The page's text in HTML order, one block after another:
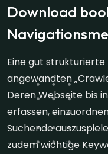
Download
Eine gut
angewandten
Deren Webseite bis
erfassen,
Suchende
zudem wichtige